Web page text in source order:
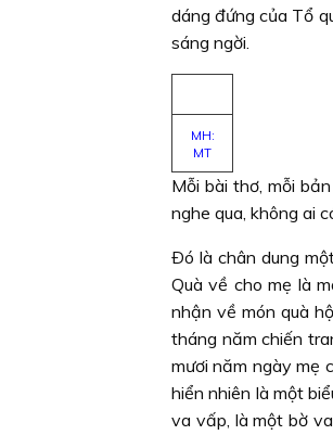
dáng đứng của Tổ
sáng ngời.
MH:
MT
Mỗi bài thơ, mỗi
nghe qua, không ai
Ðó là chân dung
Quà về cho mẹ là
nhận về món quà
tháng năm chiến
mươi năm ngày mẹ
hiển nhiên là một
va vấp, là một bờ